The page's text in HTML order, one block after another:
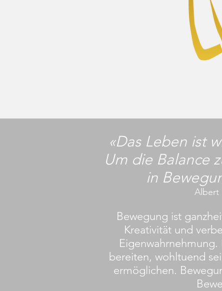
«Das Leben ist
Um die Balance
in
Albert
Bewegung ist
Kreativität und
bereiten, wohltuend
ermöglichen.